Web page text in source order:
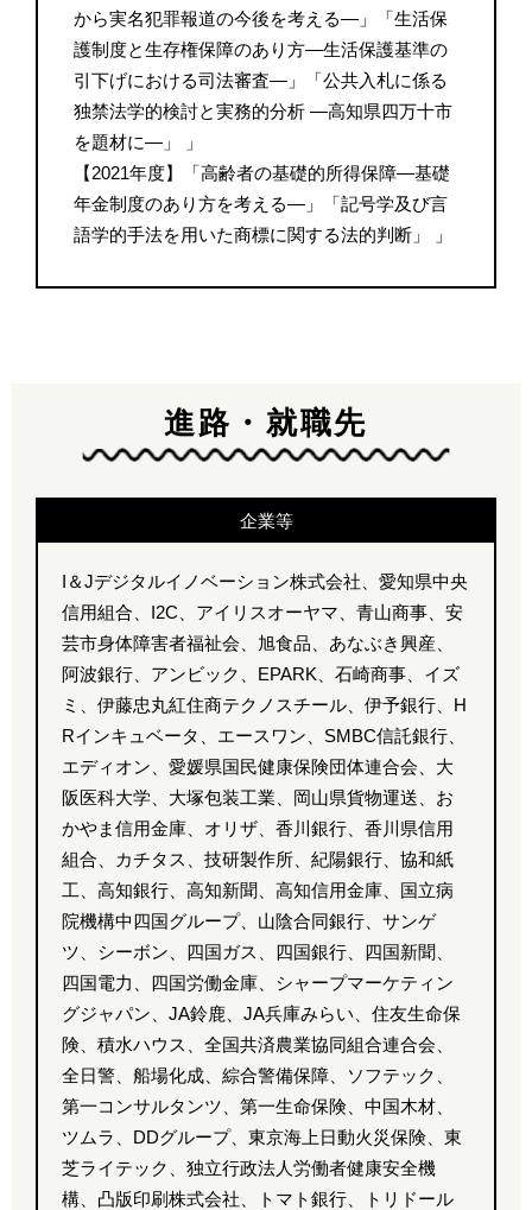
から実名犯罪報道の今後を考える―」「生活保
護制度と生存権保障のあり方―生活保護基準の
引下げにおける司法審査―」「公共入札に係る
独禁法学的検討と実務的分析 ―高知県四万十市
を題材に―」 」
【2021年度】「高齢者の基礎的所得保障―基礎
年金制度のあり方を考える―」「記号学及び言
語学的手法を用いた商標に関する法的判断」 」
進路・就職先
企業等
I＆Jデジタルイノベーション株式会社、愛知県中央
信用組合、I2C、アイリスオーヤマ、青山商事、安
芸市身体障害者福祉会、旭食品、あなぶき興産、
阿波銀行、アンビック、EPARK、石崎商事、イズ
ミ、伊藤忠丸紅住商テクノスチール、伊予銀行、H
Rインキュベータ、エースワン、SMBC信託銀行、
エディオン、愛媛県国民健康保険団体連合会、大
阪医科大学、大塚包装工業、岡山県貨物運送、お
かやま信用金庫、オリザ、香川銀行、香川県信用
組合、カチタス、技研製作所、紀陽銀行、協和紙
工、高知銀行、高知新聞、高知信用金庫、国立病
院機構中四国グループ、山陰合同銀行、サンゲ
ツ、シーボン、四国ガス、四国銀行、四国新聞、
四国電力、四国労働金庫、シャープマーケティン
グジャパン、JA鈴鹿、JA兵庫みらい、住友生命保
険、積水ハウス、全国共済農業協同組合連合会、
全日警、船場化成、綜合警備保障、ソフテック、
第一コンサルタンツ、第一生命保険、中国木材、
ツムラ、DDグループ、東京海上日動火災保険、東
芝ライテック、独立行政法人労働者健康安全機
構、凸版印刷株式会社、トマト銀行、トリドール